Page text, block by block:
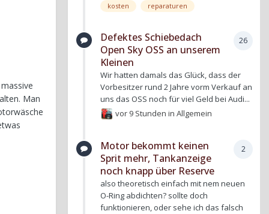
Man
kosten reparaturen
26
Defektes Schiebedach
Open Sky OSS an unserem
Kleinen
Wir hatten damals das Glück, dass der
Vorbesitzer rund 2 Jahre vorm Verkauf an
uns das OSS noch für viel Geld bei Audi...
vor 9 Stunden inAllgemein
2
Motor bekommt keinen
Sprit mehr, Tankanzeige
noch knapp über Reserve
also theoretisch einfach mit nem neuen
O-Ring abdichten? sollte doch
funktionieren, oder sehe ich das falsch